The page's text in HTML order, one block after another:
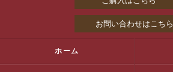
お問い合わせはこちら
ホーム